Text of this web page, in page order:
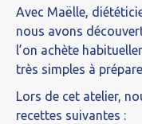
Avec Maëlle,
nous avons
l’on achète
très simples à
Lors de cet atelier,
recettes suivantes :